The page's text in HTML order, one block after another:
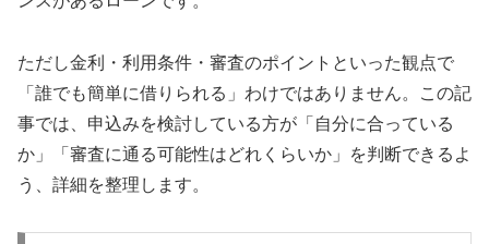
ただし金利・利用条件・審査のポイントといった観点で
「誰でも簡単に借りられる」わけではありません。この記
事では、申込みを検討している方が「自分に合っている
か」「審査に通る可能性はどれくらいか」を判断できるよ
う、詳細を整理します。